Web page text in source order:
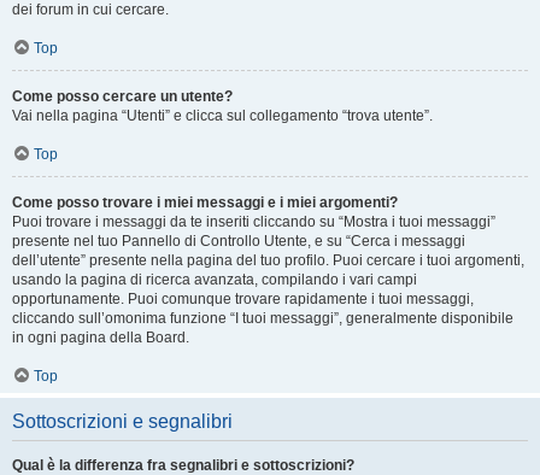
dei forum in cui cercare.
Top
Come posso cercare un utente?
Vai nella pagina “Utenti” e clicca sul collegamento “trova utente”.
Top
Come posso trovare i miei messaggi e i miei argomenti?
Puoi trovare i messaggi da te inseriti cliccando su “Mostra i tuoi messaggi”
presente nel tuo Pannello di Controllo Utente, e su “Cerca i messaggi
dell’utente” presente nella pagina del tuo profilo. Puoi cercare i tuoi argomenti,
usando la pagina di ricerca avanzata, compilando i vari campi
opportunamente. Puoi comunque trovare rapidamente i tuoi messaggi,
cliccando sull’omonima funzione “I tuoi messaggi”, generalmente disponibile
in ogni pagina della Board.
Top
Sottoscrizioni e segnalibri
Qual è la differenza fra segnalibri e sottoscrizioni?